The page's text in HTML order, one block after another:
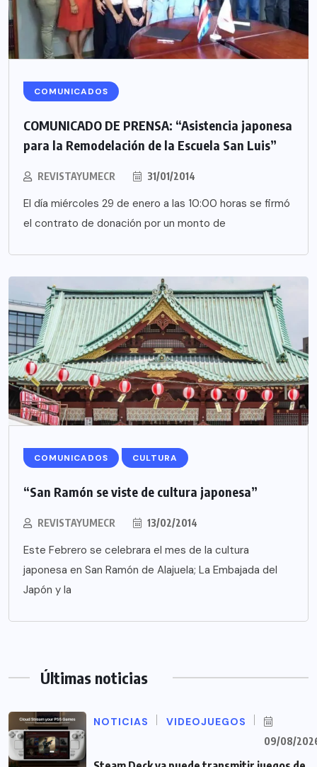
COMUNICADOS
COMUNICADO DE PRENSA: “Asistencia japonesa
para la Remodelación de la Escuela San Luis”
REVISTAYUMECR 31/01/2014
El día miércoles 29 de enero a las 10:00 horas se firmó
el contrato de donación por un monto de
COMUNICADOS CULTURA
“San Ramón se viste de cultura japonesa”
REVISTAYUMECR 13/02/2014
Este Febrero se celebrara el mes de la cultura
japonesa en San Ramón de Alajuela; La Embajada del
Japón y la
Últimas noticias
NOTICIAS VIDEOJUEGOS
09/08/